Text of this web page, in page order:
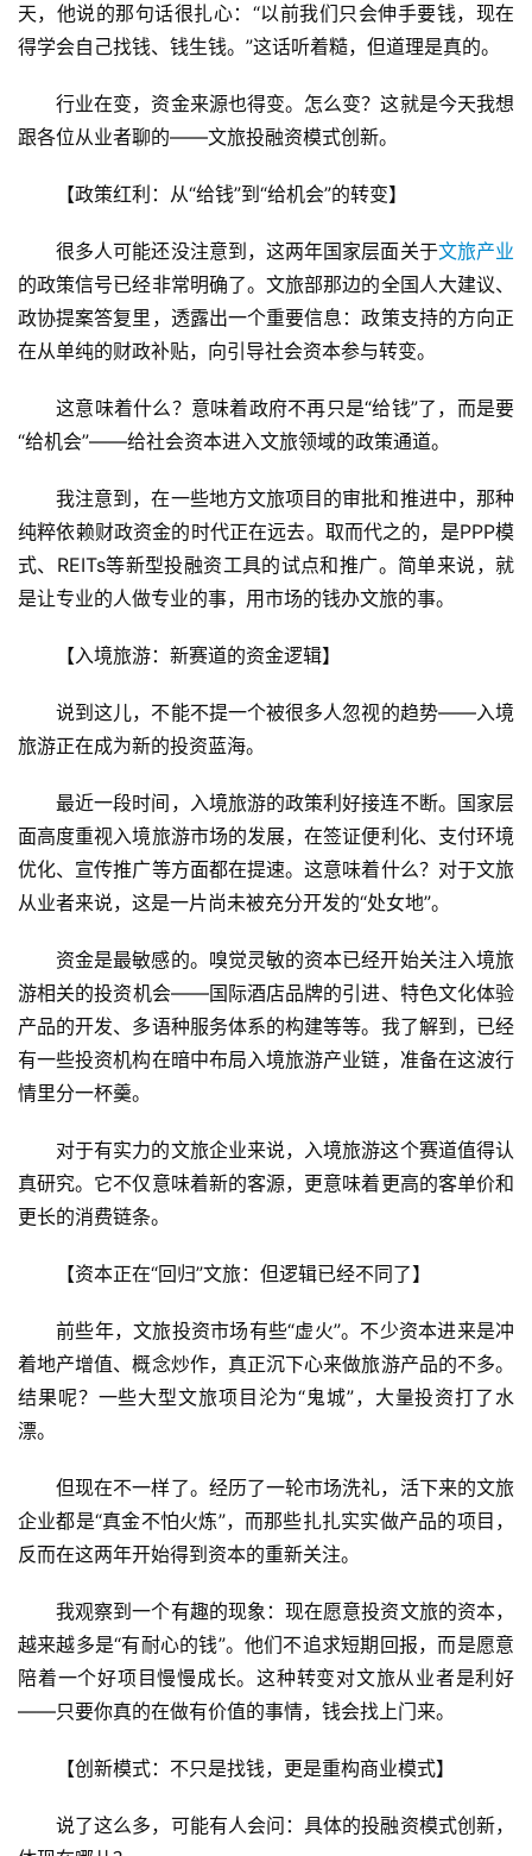
天，他说的那句话很扎心：“以前我们只会伸手要钱，现在
得学会自己找钱、钱生钱。”这话听着糙，但道理是真的。
行业在变，资金来源也得变。怎么变？这就是今天我想
跟各位从业者聊的——文旅投融资模式创新。
【政策红利：从“给钱”到“给机会”的转变】
很多人可能还没注意到，这两年国家层面关于文旅产业
的政策信号已经非常明确了。文旅部那边的全国人大建议、
政协提案答复里，透露出一个重要信息：政策支持的方向正
在从单纯的财政补贴，向引导社会资本参与转变。
这意味着什么？意味着政府不再只是“给钱”了，而是要
“给机会”——给社会资本进入文旅领域的政策通道。
我注意到，在一些地方文旅项目的审批和推进中，那种
纯粹依赖财政资金的时代正在远去。取而代之的，是PPP模
式、REITs等新型投融资工具的试点和推广。简单来说，就
是让专业的人做专业的事，用市场的钱办文旅的事。
【入境旅游：新赛道的资金逻辑】
说到这儿，不能不提一个被很多人忽视的趋势——入境
旅游正在成为新的投资蓝海。
最近一段时间，入境旅游的政策利好接连不断。国家层
面高度重视入境旅游市场的发展，在签证便利化、支付环境
优化、宣传推广等方面都在提速。这意味着什么？对于文旅
从业者来说，这是一片尚未被充分开发的“处女地”。
资金是最敏感的。嗅觉灵敏的资本已经开始关注入境旅
游相关的投资机会——国际酒店品牌的引进、特色文化体验
产品的开发、多语种服务体系的构建等等。我了解到，已经
有一些投资机构在暗中布局入境旅游产业链，准备在这波行
情里分一杯羹。
对于有实力的文旅企业来说，入境旅游这个赛道值得认
真研究。它不仅意味着新的客源，更意味着更高的客单价和
更长的消费链条。
【资本正在“回归”文旅：但逻辑已经不同了】
前些年，文旅投资市场有些“虚火”。不少资本进来是冲
着地产增值、概念炒作，真正沉下心来做旅游产品的不多。
结果呢？一些大型文旅项目沦为“鬼城”，大量投资打了水
漂。
但现在不一样了。经历了一轮市场洗礼，活下来的文旅
企业都是“真金不怕火炼”，而那些扎扎实实做产品的项目，
反而在这两年开始得到资本的重新关注。
我观察到一个有趣的现象：现在愿意投资文旅的资本，
越来越多是“有耐心的钱”。他们不追求短期回报，而是愿意
陪着一个好项目慢慢成长。这种转变对文旅从业者是利好
——只要你真的在做有价值的事情，钱会找上门来。
【创新模式：不只是找钱，更是重构商业模式】
说了这么多，可能有人会问：具体的投融资模式创新，